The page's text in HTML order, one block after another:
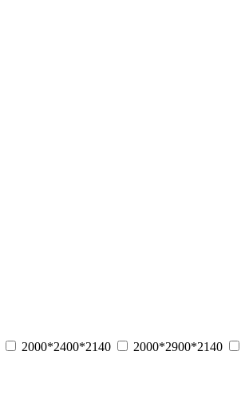
2000*2400*2140 2000*2900*2140